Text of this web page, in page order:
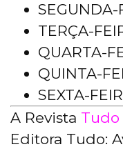
TERÇA-
QUARTA-
QUINTA-
SEXTA-
A Revista Tudo
Editora Tudo: